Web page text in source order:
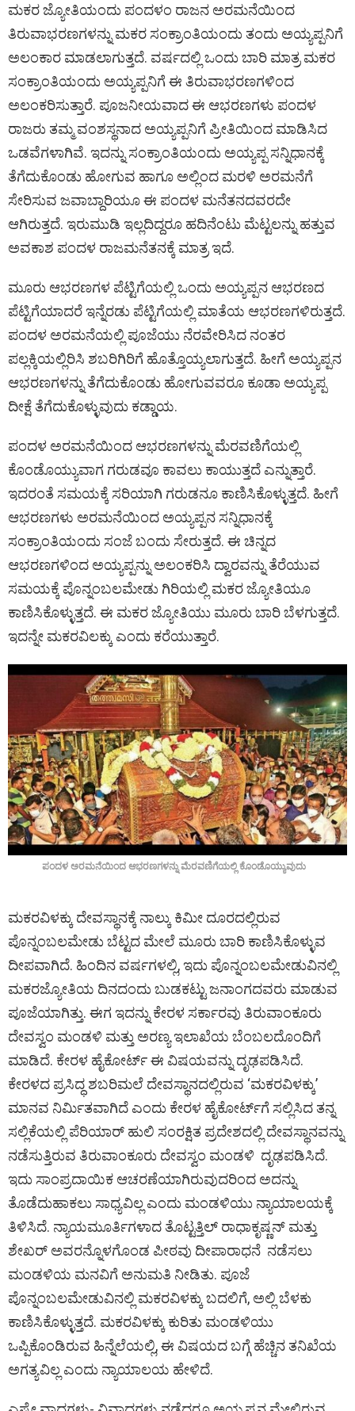
ಮಕರ ಜ್ಯೋತಿಯಂದು ಪಂದಳಂ ರಾಜನ ಅರಮನೆಯಿಂದ
ತಿರುವಾಭರಣಗಳನ್ನು ಮಕರ ಸಂಕ್ರಾಂತಿಯಂದು ತಂದು ಅಯ್ಯಪ್ಪನಿಗೆ
ಅಲಂಕಾರ ಮಾಡಲಾಗುತ್ತದೆ. ವರ್ಷದಲ್ಲಿ ಒಂದು ಬಾರಿ ಮಾತ್ರ ಮಕರ
ಸಂಕ್ರಾಂತಿಯಂದು ಅಯ್ಯಪ್ಪನಿಗೆ ಈ ತಿರುವಾಭರಣಗಳಿಂದ
ಅಲಂಕರಿಸುತ್ತಾರೆ. ಪೂಜನೀಯವಾದ ಈ ಆಭರಣಗಳು ಪಂದಳ
ರಾಜರು ತಮ್ಮ ವಂಶಸ್ಥನಾದ ಅಯ್ಯಪ್ಪನಿಗೆ ಪ್ರೀತಿಯಿಂದ ಮಾಡಿಸಿದ
ಒಡವೆಗಳಾಗಿವೆ. ಇದನ್ನು ಸಂಕ್ರಾಂತಿಯಂದು ಅಯ್ಯಪ್ಪ ಸನ್ನಿಧಾನಕ್ಕೆ
ತೆಗೆದುಕೊಂಡು ಹೋಗುವ ಹಾಗೂ ಅಲ್ಲಿಂದ ಮರಳಿ ಅರಮನೆಗೆ
ಸೇರಿಸುವ ಜವಾಬ್ದಾರಿಯೂ ಈ ಪಂದಳ ಮನೆತನದವರದೇ
ಆಗಿರುತ್ತದೆ. ಇರುಮುಡಿ ಇಲ್ಲದಿದ್ದರೂ ಹದಿನೆಂಟು ಮೆಟ್ಟಲನ್ನು ಹತ್ತುವ
ಅವಕಾಶ ಪಂದಳ ರಾಜಮನೆತನಕ್ಕೆ ಮಾತ್ರ ಇದೆ.
ಮೂರು ಆಭರಣಗಳ ಪೆಟ್ಟಿಗೆಯಲ್ಲಿ ಒಂದು ಅಯ್ಯಪ್ಪನ ಆಭರಣದ
ಪೆಟ್ಟಿಗೆಯಾದರೆ ಇನ್ನೆರಡು ಪೆಟ್ಟಿಗೆಯಲ್ಲಿ ಮಾತೆಯ ಆಭರಣಗಳಿರುತ್ತದೆ.
ಪಂದಳ ಅರಮನೆಯಲ್ಲಿ ಪೂಜೆಯು ನೆರವೇರಿಸಿದ ನಂತರ
ಪಲ್ಲಕ್ಕಿಯಲ್ಲಿರಿಸಿ ಶಬರಿಗಿರಿಗೆ ಹೊತ್ತೊಯ್ಯಲಾಗುತ್ತದೆ. ಹೀಗೆ ಅಯ್ಯಪ್ಪನ
ಆಭರಣಗಳನ್ನು ತೆಗೆದುಕೊಂಡು ಹೋಗುವವರೂ ಕೂಡಾ ಅಯ್ಯಪ್ಪ
ದೀಕ್ಷೆ ತೆಗೆದುಕೊಳ್ಳುವುದು ಕಡ್ಡಾಯ.
ಪಂದಳ ಅರಮನೆಯಿಂದ ಆಭರಣಗಳನ್ನು ಮೆರವಣಿಗೆಯಲ್ಲಿ
ಕೊಂಡೊಯ್ಯುವಾಗ ಗರುಡವೂ ಕಾವಲು ಕಾಯುತ್ತದೆ ಎನ್ನುತ್ತಾರೆ.
ಇದರಂತೆ ಸಮಯಕ್ಕೆ ಸರಿಯಾಗಿ ಗರುಡನೂ ಕಾಣಿಸಿಕೊಳ್ಳುತ್ತದೆ. ಹೀಗೆ
ಆಭರಣಗಳು ಅರಮನೆಯಿಂದ ಅಯ್ಯಪ್ಪನ ಸನ್ನಿಧಾನಕ್ಕೆ
ಸಂಕ್ರಾಂತಿಯಂದು ಸಂಜೆ ಬಂದು ಸೇರುತ್ತದೆ. ಈ ಚಿನ್ನದ
ಆಭರಣಗಳಿಂದ ಅಯ್ಯಪ್ಪನ್ನು ಅಲಂಕರಿಸಿ ದ್ವಾರವನ್ನು ತೆರೆಯುವ
ಸಮಯಕ್ಕೆ ಪೊನ್ನಂಬಲಮೇಡು ಗಿರಿಯಲ್ಲಿ ಮಕರ ಜ್ಯೋತಿಯೂ
ಕಾಣಿಸಿಕೊಳ್ಳುತ್ತದೆ. ಈ ಮಕರ ಜ್ಯೋತಿಯು ಮೂರು ಬಾರಿ ಬೆಳಗುತ್ತದೆ.
ಇದನ್ನೇ ಮಕರವಿಲಕ್ಕು ಎಂದು ಕರೆಯುತ್ತಾರೆ.
ಪಂದಳ ಅರಮನೆಯಿಂದ ಆಭರಣಗಳನ್ನು ಮೆರವಣಿಗೆಯಲ್ಲಿ ಕೊಂಡೊಯ್ಯುವುದು
ಮಕರವಿಳಕ್ಕು ದೇವಸ್ಥಾನಕ್ಕೆ ನಾಲ್ಕು ಕಿಮೀ ದೂರದಲ್ಲಿರುವ
ಪೊನ್ನಂಬಲಮೇಡು ಬೆಟ್ಟದ ಮೇಲೆ ಮೂರು ಬಾರಿ ಕಾಣಿಸಿಕೊಳ್ಳುವ
ದೀಪವಾಗಿದೆ. ಹಿಂದಿನ ವರ್ಷಗಳಲ್ಲಿ, ಇದು ಪೊನ್ನಂಬಲಮೇಡುವಿನಲ್ಲಿ
ಮಕರಜ್ಯೋತಿಯ ದಿನದಂದು ಬುಡಕಟ್ಟು ಜನಾಂಗದವರು ಮಾಡುವ
ಪೂಜೆಯಾಗಿತ್ತು. ಈಗ ಇದನ್ನು ಕೇರಳ ಸರ್ಕಾರವು ತಿರುವಾಂಕೂರು
ದೇವಸ್ವಂ ಮಂಡಳಿ ಮತ್ತು ಅರಣ್ಯ ಇಲಾಖೆಯ ಬೆಂಬಲದೊಂದಿಗೆ
ಮಾಡಿದೆ. ಕೇರಳ ಹೈಕೋರ್ಟ್ ಈ ವಿಷಯವನ್ನು ದೃಢಪಡಿಸಿದೆ.
ಕೇರಳದ ಪ್ರಸಿದ್ಧ ಶಬರಿಮಲೆ ದೇವಸ್ಥಾನದಲ್ಲಿರುವ ‘ಮಕರವಿಳಕ್ಕು’
ಮಾನವ ನಿರ್ಮಿತವಾಗಿದೆ ಎಂದು ಕೇರಳ ಹೈಕೋರ್ಟ್‌ಗೆ ಸಲ್ಲಿಸಿದ ತನ್ನ
ಸಲ್ಲಿಕೆಯಲ್ಲಿ ಪೆರಿಯಾರ್ ಹುಲಿ ಸಂರಕ್ಷಿತ ಪ್ರದೇಶದಲ್ಲಿ ದೇವಸ್ಥಾನವನ್ನು
ನಡೆಸುತ್ತಿರುವ ತಿರುವಾಂಕೂರು ದೇವಸ್ವಂ ಮಂಡಳಿ ದೃಢಪಡಿಸಿದೆ.
ಇದು ಸಾಂಪ್ರದಾಯಿಕ ಆಚರಣೆಯಾಗಿರುವುದರಿಂದ ಅದನ್ನು
ತೊಡೆದುಹಾಕಲು ಸಾಧ್ಯವಿಲ್ಲ ಎಂದು ಮಂಡಳಿಯು ನ್ಯಾಯಾಲಯಕ್ಕೆ
ತಿಳಿಸಿದೆ. ನ್ಯಾಯಮೂರ್ತಿಗಳಾದ ತೊಟ್ಟತ್ತಿಲ್ ರಾಧಾಕೃಷ್ಣನ್ ಮತ್ತು
ಶೇಖರ್ ಅವರನ್ನೊಳಗೊಂಡ ಪೀಠವು ದೀಪಾರಾಧನೆ ನಡೆಸಲು
ಮಂಡಳಿಯ ಮನವಿಗೆ ಅನುಮತಿ ನೀಡಿತು. ಪೂಜೆ
ಪೊನ್ನಂಬಲಮೇಡುವಿನಲ್ಲಿ ಮಕರವಿಳಕ್ಕು ಬದಲಿಗೆ, ಅಲ್ಲಿ ಬೆಳಕು
ಕಾಣಿಸಿಕೊಳ್ಳುತ್ತದೆ. ಮಕರವಿಳಕ್ಕು ಕುರಿತು ಮಂಡಳಿಯು
ಒಪ್ಪಿಕೊಂಡಿರುವ ಹಿನ್ನೆಲೆಯಲ್ಲಿ, ಈ ವಿಷಯದ ಬಗ್ಗೆ ಹೆಚ್ಚಿನ ತನಿಖೆಯ
ಅಗತ್ಯವಿಲ್ಲ ಎಂದು ನ್ಯಾಯಾಲಯ ಹೇಳಿದೆ.